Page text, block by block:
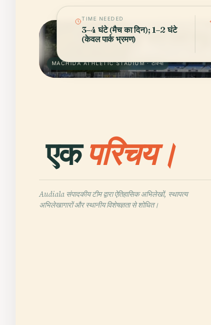
MACHIDA ATHLETIC STADIUM · टोक्यो
TIME NEEDED
3–4 घंटे (मैच का दिन); 1–2 घंटे
(केवल पार्क भ्रमण)
एकपरिचय।
Audiala संपादकीय टीम द्वारा ऐतिहासिक अभिलेखों, स्थापत्य
अभिलेखागारों और स्थानीय विशेषज्ञता से शोधित।